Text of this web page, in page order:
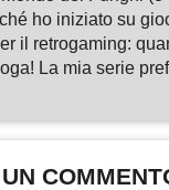
ho iniziato su
il retrogaming:
La mia serie